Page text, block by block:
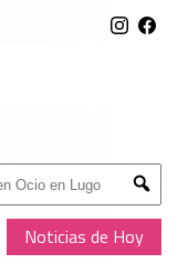
Submit
Noticias de Hoy